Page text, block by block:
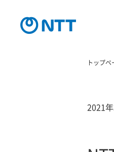
トップペ
2021